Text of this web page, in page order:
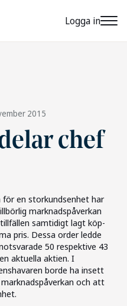
Logga in
2015
chef
för en storkundsenhet har
marknadspåverkan
samtidigt lagt köp-
pris. Dessa order ledde
50 respektive 43
aktuella aktien. I
borde ha insett
och att